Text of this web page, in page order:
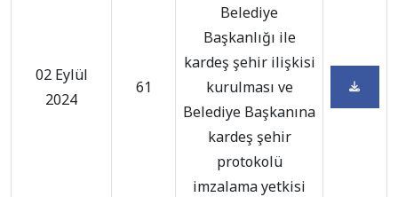
02 Eylül
2024
61
Belediye
Başkanlığı ile
kardeş şehir ilişkisi
kurulması ve
Belediye Başkanına
kardeş şehir
protokolü
imzalama yetkisi